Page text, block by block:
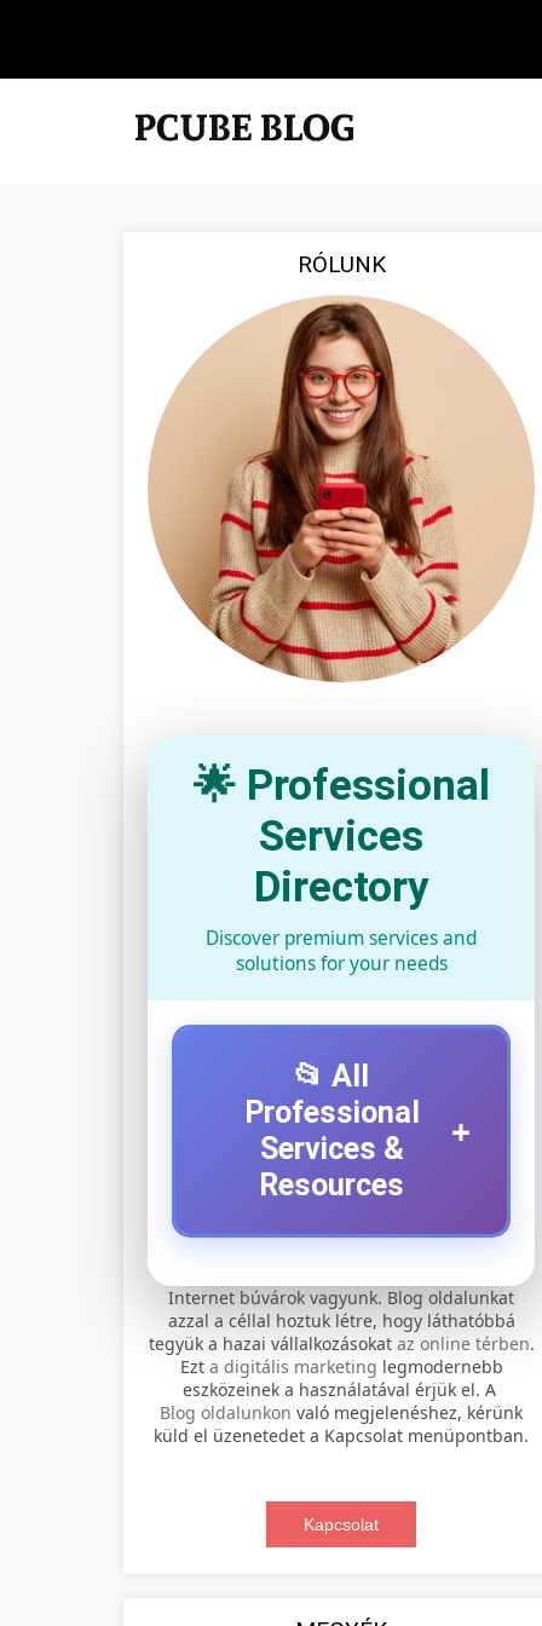
RÓLUNK
🌟 Professional
Services
Directory
Discover premium services and
solutions for your needs
📂 All
Professional
Services &
Resources
+
roller szervíz
+
Professional electric scooter repair and
maintenance services. Expert
technicians provide quality service for
all major brands and models.
scooter repair shop
📊 2. online marketing
ügynökség
+
services including SEO, social media
management, and digital advertising.
🛴 3. legjobb elektromos
Internet búvárok vagyunk. Blog oldalunkat
azzal a céllal hoztuk létre, hogy láthatóbbá
tegyük a hazai vállalkozásokat az online térben.
Ezt a digitális marketing legmodernebb
eszközeinek a használatával érjük el. A
Blog oldalunkon való megjelenéshez, kérünk
küld el üzenetedet a Kapcsolat menüpontban.
Kapcsolat